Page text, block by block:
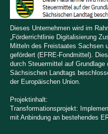
Dieses Unternehmen wird im
„Förderrichtlinie Digitalisierung
Mitteln des Freistaates Sachsen
gefördert (EFRE-Fondmittel).
durch Steuermittel auf Grundlage
Sächsischen Landtags
der Europäischen Union.
Projektinhalt:
Transformationsprojekt:
mit Anbindung an bestehendes